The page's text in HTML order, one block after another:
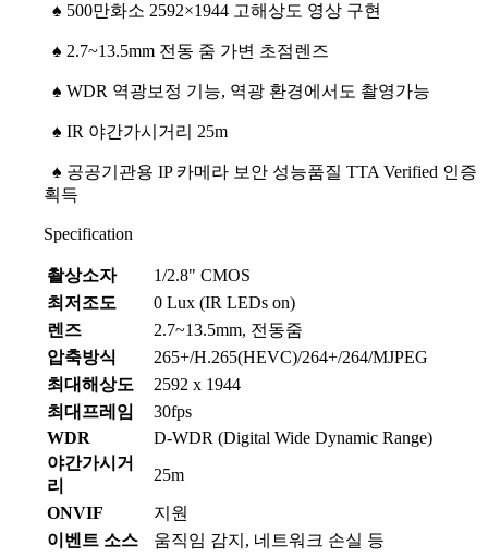
♠ 500만화소 2592×1944 고해상도 영상 구현
♠ 2.7~13.5mm 전동 줌 가변 초점렌즈
♠ WDR 역광보정 기능, 역광 환경에서도 촬영가능
♠ IR 야간가시거리 25m
♠ 공공기관용 IP 카메라 보안 성능품질 TTA Verified 인증
획득
Specification
촬상소자
1/2.8" CMOS
최저조도
0 Lux (IR LEDs on)
렌즈
2.7~13.5mm, 전동줌
압축방식
265+/H.265(HEVC)/264+/264/MJPEG
최대해상도
2592 x 1944
최대프레임
30fps
WDR
D-WDR (Digital Wide Dynamic Range)
야간가시거
리
25m
ONVIF
지원
이벤트 소스
움직임 감지, 네트워크 손실 등